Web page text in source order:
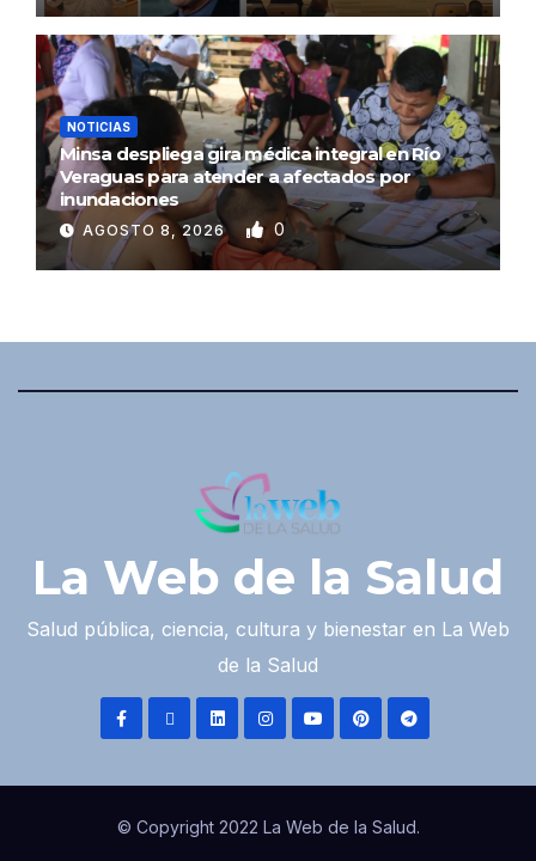
NOTICIAS
Minsa despliega gira médica integral en Río
Veraguas para atender a afectados por
inundaciones
AGOSTO 8, 2026 0
La Web de la Salud
Salud pública, ciencia, cultura y bienestar en La Web
de la Salud
© Copyright 2022 La Web de la Salud.